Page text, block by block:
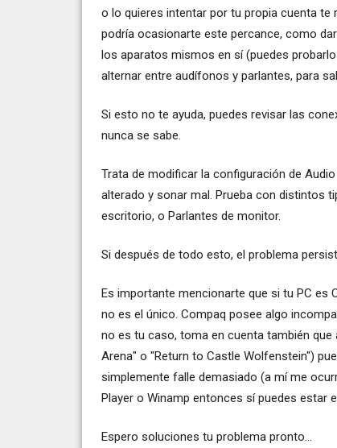
o lo quieres intentar por tu propia cuenta
podría ocasionarte este percance, como
los aparatos mismos en sí (puedes
alternar entre audífonos y parlantes, para
Si esto no te ayuda, puedes revisar las
nunca se sabe.
Trata de modificar la configuración de
alterado y sonar mal. Prueba con distintos
escritorio, o Parlantes de monitor.
Si después de todo esto, el problema
Es importante mencionarte que si tu PC es
no es el único. Compaq posee algo
no es tu caso, toma en cuenta también
Arena" o "Return to Castle Wolfenstein")
simplemente falle demasiado (a mí me
Player o Winamp entonces sí puedes estar
Espero soluciones tu problema pronto...